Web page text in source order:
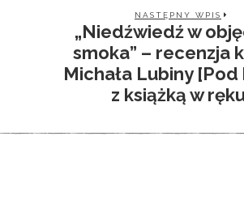
NASTĘPNY WPIS
„Niedźwiedź w
smoka” – recenzja
Michała Lubiny
z książką w